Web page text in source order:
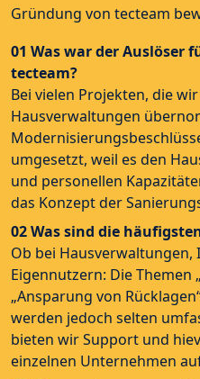
Gründung von tecteam
01 Was war der Auslöser
tecteam?
Bei vielen Projekten, die
Hausverwaltungen
umgesetzt, weil es den
und personellen
das Konzept der
02 Was sind die
Ob bei
Eigennutzern: Die Themen
„Ansparung von
werden jedoch selten
bieten wir Support und
einzelnen Unternehmen